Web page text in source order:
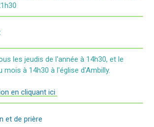
les jeudis de l'année à 14h30, et le
mois à 14h30 à l'église d'Ambilly.
en cliquant ici
et de prière